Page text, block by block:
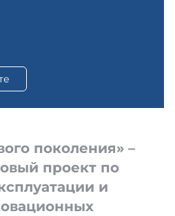
поколения» –
проект по
и